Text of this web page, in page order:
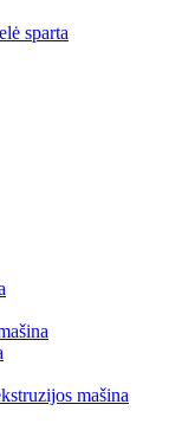
sparta
mašina